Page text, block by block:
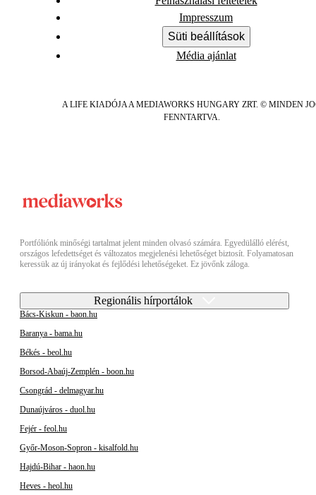
Impresszum
Süti beállítások
Média ajánlat
A LIFE KIADÓJA A MEDIAWORKS HUNGARY ZRT. © MINDEN
FENNTARTVA.
Portfóliónk minőségi tartalmat jelent minden olvasó számára. Egyedülálló elérést,
országos lefedettséget és változatos megjelenési lehetőséget biztosít. Folyamatosan
keressük az új irányokat és fejlődési lehetőségeket. Ez jövőnk záloga.
Regionális hírportálok
Bács-Kiskun - baon.hu
Baranya - bama.hu
Békés - beol.hu
Borsod-Abaúj-Zemplén - boon.hu
Csongrád - delmagyar.hu
Dunaújváros - duol.hu
Fejér - feol.hu
Győr-Moson-Sopron - kisalfold.hu
Hajdú-Bihar - haon.hu
Heves - heol.hu